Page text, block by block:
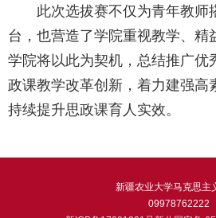
此次选拔赛不仅为青年教师
台，也营造了学院重视教学、精
学院将以此为契机，总结推广优
政课教学改革创新，着力建强高
持续提升思政课育人实效。
新疆农业大学马克思主
09978762222